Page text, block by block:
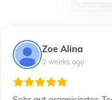
Zoe Alina
2 weeks ago